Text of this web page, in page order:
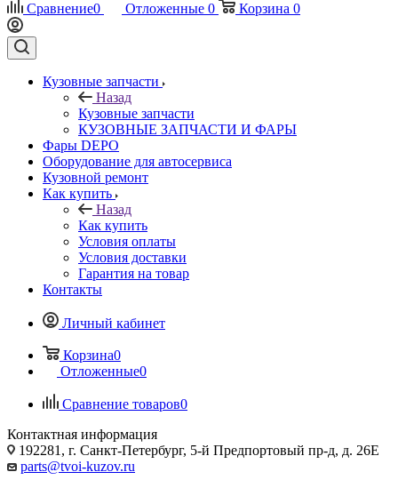
Сравнение0 Отложенные 0 Корзина 0
Кузовные запчасти
Назад
Кузовные запчасти
КУЗОВНЫЕ ЗАПЧАСТИ И ФАРЫ
Фары DEPO
Оборудование для автосервиса
Кузовной ремонт
Как купить
Назад
Как купить
Условия оплаты
Условия доставки
Гарантия на товар
Контакты
Личный кабинет
Корзина0
Отложенные0
Сравнение товаров0
Контактная информация
192281, г. Санкт-Петербург, 5-й Предпортовый пр-д, д. 26Е
parts@tvoi-kuzov.ru